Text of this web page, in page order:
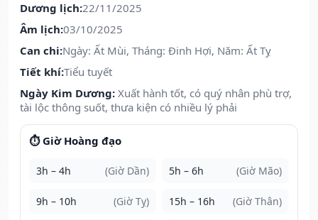
Dương lịch:22/11/2025
Âm lịch:03/10/2025
Can chi:Ngày: Ất Mùi, Tháng: Đinh Hợi, Năm: Ất Tỵ
Tiết khí:Tiểu tuyết
Ngày Kim Dương: Xuất hành tốt, có quý nhân phù trợ,
tài lộc thông suốt, thưa kiện có nhiều lý phải
⏱️ Giờ Hoàng đạo
3h – 4h (Giờ Dần) 5h – 6h (Giờ Mão)
9h – 10h (Giờ Tỵ) 15h – 16h (Giờ Thân)